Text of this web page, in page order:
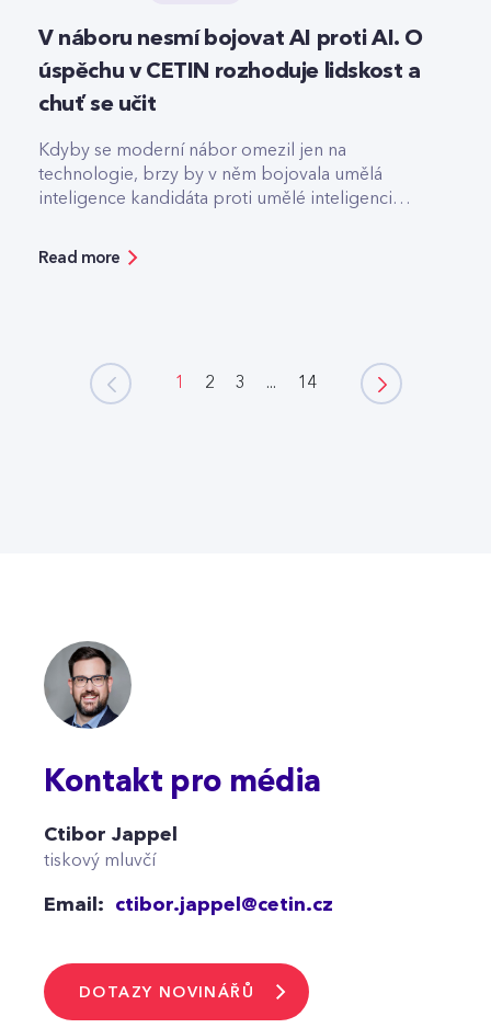
V náboru nesmí bojovat AI proti AI. O
úspěchu v CETIN rozhoduje lidskost a
chuť se učit
Kdyby se moderní nábor omezil jen na
technologie, brzy by v něm bojovala umělá
inteligence kandidáta proti umělé inteligenci
Read more
1 2 3 ... 14
Kontakt pro média
Ctibor Jappel
tiskový mluvčí
Email: ctibor.jappel@cetin.cz
DOTAZY NOVINÁŘŮ